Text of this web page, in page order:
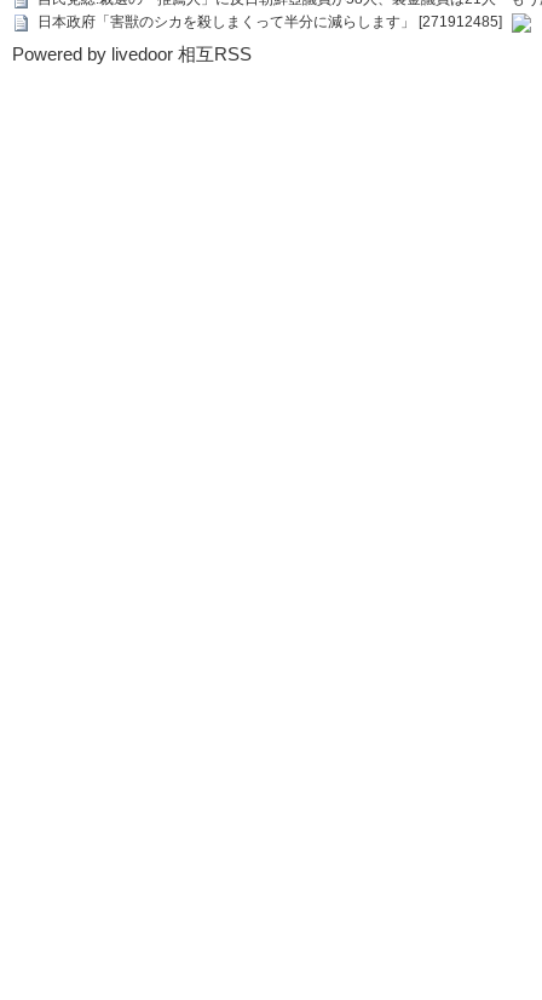
日本政府「害獣のシカを殺しまくって半分に減らします」 [271912485]
Powered by livedoor 相互RSS